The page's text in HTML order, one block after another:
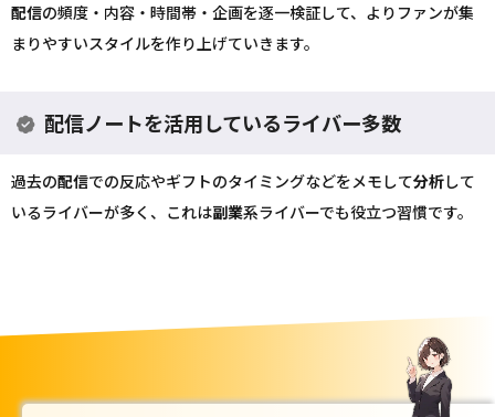
配信の頻度・内容・時間帯・企画を逐一検証して、よりファンが集
まりやすいスタイルを作り上げていきます。
配信ノートを活用しているライバー多数
過去の配信での反応やギフトのタイミングなどをメモして分析して
いるライバーが多く、これは副業系ライバーでも役立つ習慣です。